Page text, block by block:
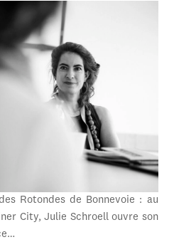
Rotondes de Bonnevoie : au
City, Julie Schroell ouvre son